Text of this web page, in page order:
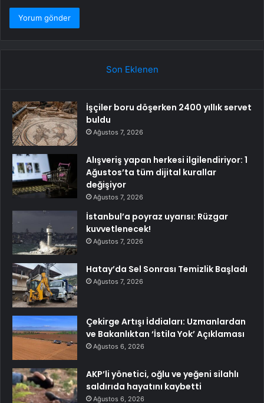
Son Eklenen
İşçiler boru döşerken 2400 yıllık servet
buldu
Ağustos 7, 2026
Alışveriş yapan herkesi ilgilendiriyor: 1
Ağustos’ta tüm dijital kurallar
değişiyor
Ağustos 7, 2026
İstanbul’a poyraz uyarısı: Rüzgar
kuvvetlenecek!
Ağustos 7, 2026
Hatay’da Sel Sonrası Temizlik Başladı
Ağustos 7, 2026
Çekirge Artışı İddiaları: Uzmanlardan
ve Bakanlıktan ‘İstila Yok’ Açıklaması
Ağustos 6, 2026
AKP’li yönetici, oğlu ve yeğeni silahlı
saldırıda hayatını kaybetti
Ağustos 6, 2026